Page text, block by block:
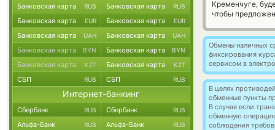
Кременчуге,
чтобы
Обмены наличных
фиксирования
сервисом в
В целях
обменные пункты
В случае если
обменную
соблюдения
Банковская карта RUB Банковская карта RUB
Банковская карта EUR Банковская карта EUR
Банковская карта UAH Банковская карта UAH
Банковская карта BYN Банковская карта BYN
Банковская карта KZT Банковская карта KZT
СБП RUB СБП RUB
Интернет-банкинг
Сбербанк RUB Сбербанк RUB
Альфа-Банк RUB Альфа-Банк RUB